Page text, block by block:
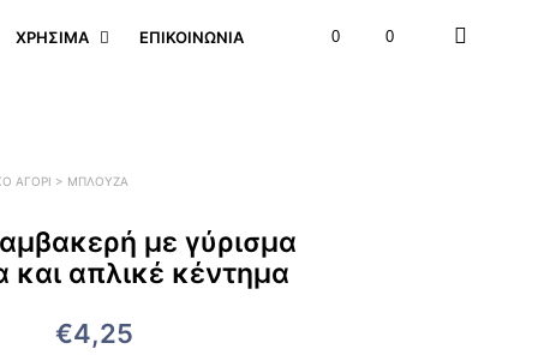
ΧΡΉΣΙΜΑ ΕΠΙΚΟΙΝΩΝΊΑ 0 0
ΑΓΟΡΙ > ΜΠΛΟΎΖΑ
με γύρισμα
και απλικέ κέντημα
€4,25